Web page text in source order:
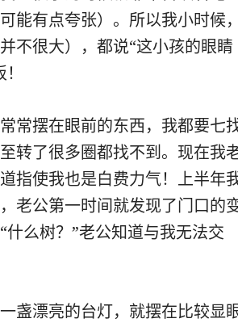
能有点夸张）。所以我小时候，
不很大），都说“这小孩的眼睛
常摆在眼前的东西，我都要七
转了很多圈都找不到。现在我
指使我也是白费力气！上半年
老公第一时间就发现了门口的
么树？”老公知道与我无法交
盏漂亮的台灯，就摆在比较显